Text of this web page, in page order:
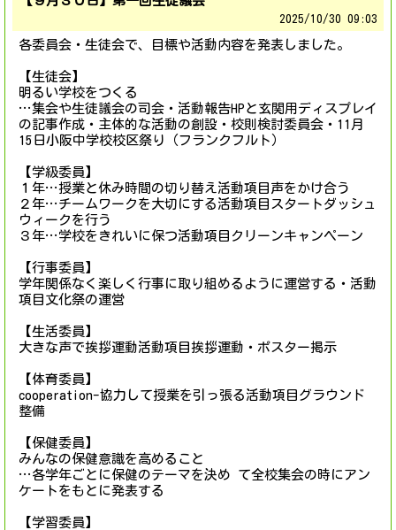
2025/10/30 09:03
各委員会・生徒会で、目標や活動内容を発表しました。
【生徒会】
明るい学校をつくる
…集会や生徒議会の司会・活動報告HPと玄関用ディスプレイ
の記事作成・主体的な活動の創設・校則検討委員会・11月
15日小阪中学校校区祭り（フランクフルト）
【学級委員】
１年…授業と休み時間の切り替え活動項目声をかけ合う
２年…チームワークを大切にする活動項目スタートダッシュ
ウィークを行う
３年…学校をきれいに保つ活動項目クリーンキャンペーン
【行事委員】
学年関係なく楽しく行事に取り組めるように運営する・活動
項目文化祭の運営
【生活委員】
大きな声で挨拶運動活動項目挨拶運動・ポスター掲示
【体育委員】
cooperation-協力して授業を引っ張る活動項目グラウンド
整備
【保健委員】
みんなの保健意識を高めること
…各学年ごとに保健のテーマを決め て全校集会の時にアン
ケートをもとに発表する
【学習委員】